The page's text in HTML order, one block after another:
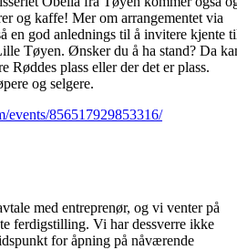
og kaffe! Mer om arrangementet via
en god anlednings til å invitere kjente
Tøyen. Ønsker du å ha stand? Da
Røddes plass eller der det er plass.
og selgere.
events/856517929853316/
med entreprenør, og vi venter på
ferdigstilling. Vi har dessverre ikke
for åpning på nåværende